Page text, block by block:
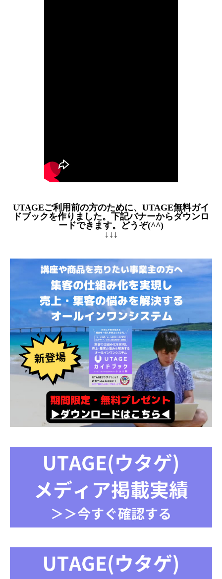
UTAGEご利用前の方のために、UTAGE無料ガイ
ドブックを作りました。下記バナーからダウンロ
ードできます。どうぞ(^^)
↓↓↓